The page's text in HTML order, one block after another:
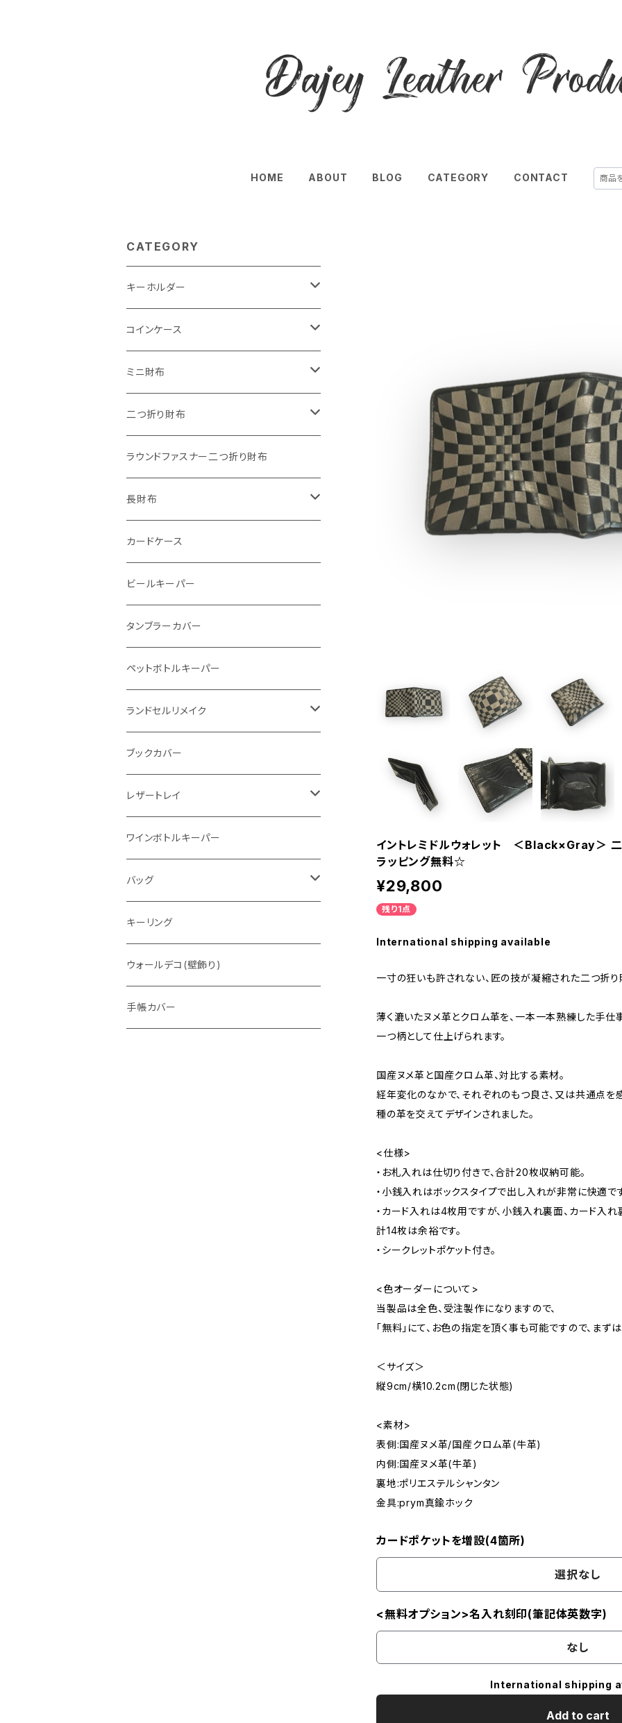
HOME ABOUT BLOG CATEGORY CONTACT
イントレミドルウォレット ＜Black×Gray＞
ラッピング無料☆
¥29,800
残り1点
International shipping available
一寸の狂いも許されない、匠の技が凝縮された二つ折り
薄く漉いたヌメ革とクロム革を、一本一本熟練した手仕
一つ柄として仕上げられます。
国産ヌメ革と国産クロム革、対比する素材。
経年変化のなかで、それぞれのもつ良さ、又は共通点を
種の革を交えてデザインされました。
<仕様>
・お札入れは仕切り付きで、合計20枚収納可能。
・小銭入れはボックスタイプで出し入れが非常に快適です
・カード入れは4枚用ですが、小銭入れ裏面、カード入
計14枚は余裕です。
・シークレットポケット付き。
<色オーダーについて>
当製品は全色、受注製作になりますので、
「無料」にて、お色の指定を頂く事も可能ですので、まず
＜サイズ＞
縦9cm/横10.2cm(閉じた状態)
<素材>
表側:国産ヌメ革/国産クロム革(牛革)
内側:国産ヌメ革(牛革)
裏地:ポリエステルシャンタン
金具:prym真鍮ホック
カードポケットを増設(4箇所)
選択なし
<無料オプション>名入れ刻印(筆記体英数字)
なし
International shipping
Add to cart
CATEGORY
キーホルダー
"子供の絵"キーホルダー
"餞別"キーホルダー
"うちの子"ペットキーホルダー
コインケース
ワンタッチコインケース ブライドルレザ
ー
ワンタッチコインケース ブッテーロ
ワンタッチコインケース 国産革
ファスナーコインケース
ミニ財布
"Jack"マイクロウォレット(三つ折り式)
"Ripper"マイクロウォレット(三つ折り
式)
二つ折り財布
"Basic"アートウォレット
番外編Basicアートウォレット (インポート革版)
スキニーウォレット
ストーンウォレット
メタルウォレット
インビジブルウォレット
イントレチャート 編み込みアートウォレッ
ト
"Crammy"L字フラップウォレット
"メッセージ"カリグラフィーウォレット
ラウンドファスナー二つ折り財布
長財布
折り財布
L字ファスナー
柔らか革財布
イントレチャート
ラウンドファスナー
カードケース
ビールキーパー
タンブラーカバー
ペットボトルキーパー
ランドセルリメイク
写真立て
ブックカバー
レザートレイ
番外編"Wave"
通常盤
ワインボトルキーパー
バッグ
トートバッグ
ウォレットバッグ
キーリング
ウォールデコ(壁飾り)
手帳カバー